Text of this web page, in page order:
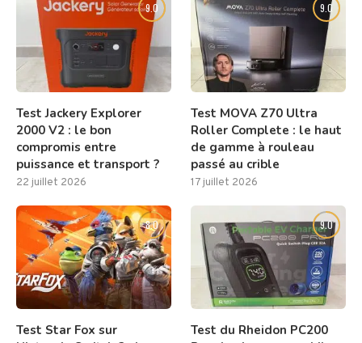
9.0
Test Jackery Explorer
2000 V2 : le bon
compromis entre
puissance et transport ?
22 juillet 2026
9.0
Test MOVA Z70 Ultra
Roller Complete : le haut
de gamme à rouleau
passé au crible
17 juillet 2026
8.0
Test Star Fox sur
9.0
Test du Rheidon PC200